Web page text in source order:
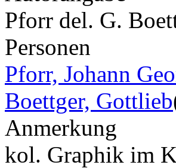
Pforr del. G.
Personen
Pforr, Johann
Boettger, Gottlieb
Anmerkung
kol. Graphik im